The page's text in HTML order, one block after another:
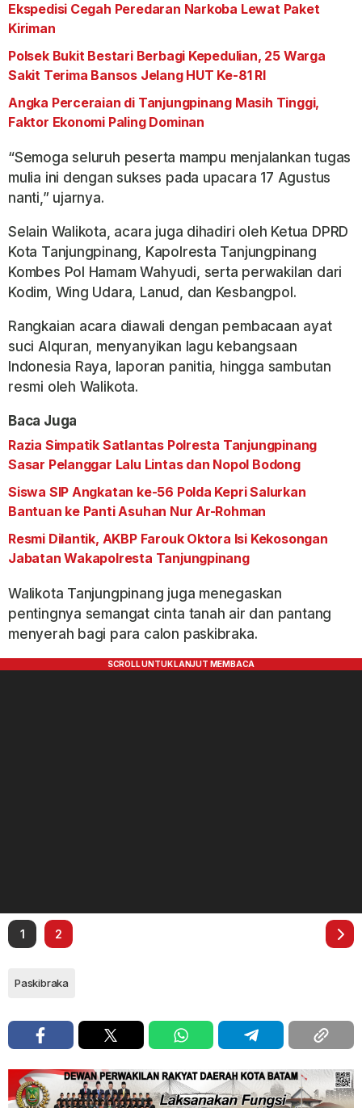
Ekspedisi Cegah Peredaran Narkoba Lewat Paket
Kiriman
Polsek Bukit Bestari Berbagi Kepedulian, 25 Warga
Sakit Terima Bansos Jelang HUT Ke-81 RI
Angka Perceraian di Tanjungpinang Masih Tinggi,
Faktor Ekonomi Paling Dominan
“Semoga seluruh peserta mampu menjalankan tugas
mulia ini dengan sukses pada upacara 17 Agustus
nanti,” ujarnya.
Selain Walikota, acara juga dihadiri oleh Ketua DPRD
Kota Tanjungpinang, Kapolresta Tanjungpinang
Kombes Pol Hamam Wahyudi, serta perwakilan dari
Kodim, Wing Udara, Lanud, dan Kesbangpol.
Rangkaian acara diawali dengan pembacaan ayat
suci Alquran, menyanyikan lagu kebangsaan
Indonesia Raya, laporan panitia, hingga sambutan
resmi oleh Walikota.
Baca Juga
Razia Simpatik Satlantas Polresta Tanjungpinang
Sasar Pelanggar Lalu Lintas dan Nopol Bodong
Siswa SIP Angkatan ke-56 Polda Kepri Salurkan
Bantuan ke Panti Asuhan Nur Ar-Rohman
Resmi Dilantik, AKBP Farouk Oktora Isi Kekosongan
Jabatan Wakapolresta Tanjungpinang
Walikota Tanjungpinang juga menegaskan
pentingnya semangat cinta tanah air dan pantang
menyerah bagi para calon paskibraka.
1 2
Paskibraka